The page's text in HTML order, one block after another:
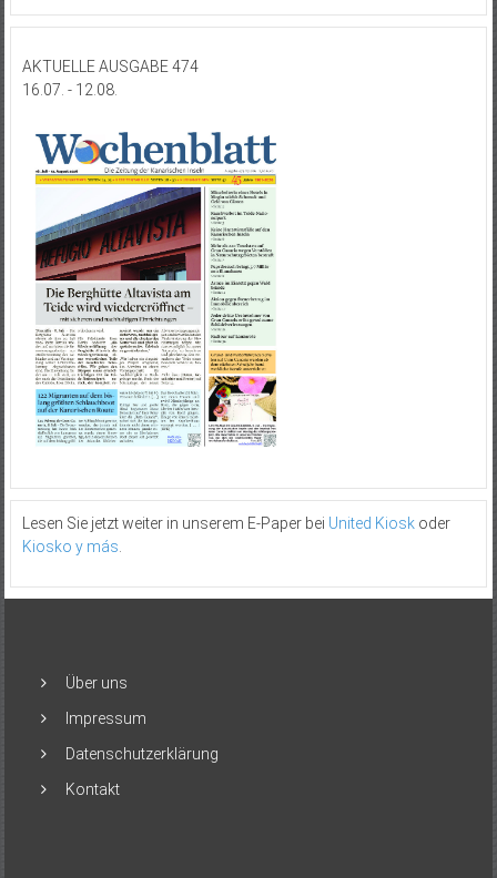
AKTUELLE AUSGABE 474
16.07. - 12.08.
Lesen Sie jetzt weiter in unserem E-Paper bei United Kioskoder
Kiosko y más
Über uns
Impressum
Datenschutzerklärung
Kontakt